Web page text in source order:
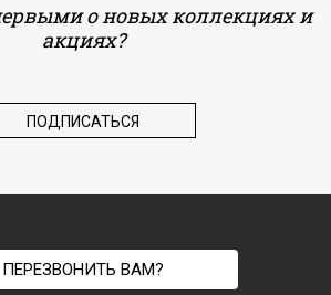
о новых коллекциях и
акциях?
ПЕРЕЗВОНИТЬ ВАМ?